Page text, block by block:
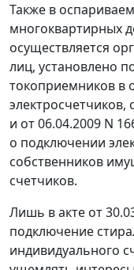
Также в
многоквартирных
осуществляется
лиц, установлено
токоприемников в
электросчетчиков,
и от 06.04.2009 N
о подключении
собственников
счетчиков.
Лишь в акте от
подключение
индивидуального